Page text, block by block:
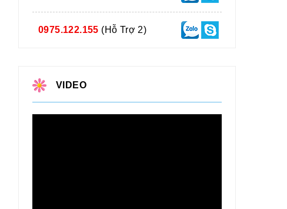
0975.122.155 (Hỗ Trợ 2)
VIDEO